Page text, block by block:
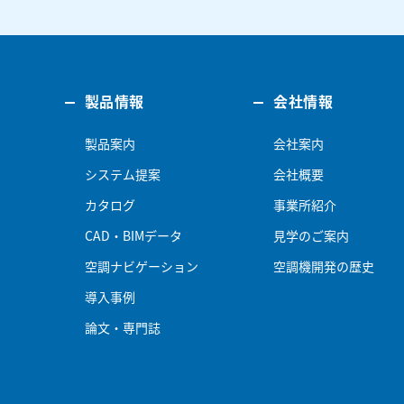
製品情報
製品案内
システム提案
カタログ
CAD・BIMデータ
空調ナビゲーション
導入事例
論文・専門誌
会社情報
会社案内
会社概要
事業所紹介
見学のご案内
空調機開発の歴史